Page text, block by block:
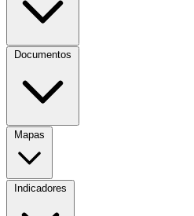
Documentos
Mapas
Indicadores